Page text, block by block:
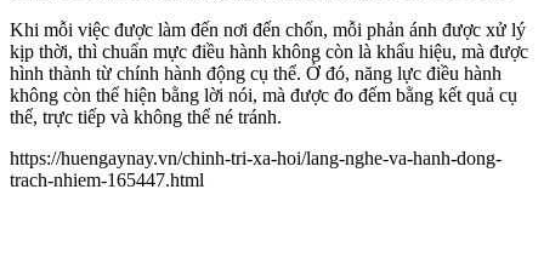
Khi mỗi việc được làm đến nơi đến chốn, mỗi phản ánh được xử lý
kịp thời, thì chuẩn mực điều hành không còn là khẩu hiệu, mà được
hình thành từ chính hành động cụ thể. Ở đó, năng lực điều hành
không còn thể hiện bằng lời nói, mà được đo đếm bằng kết quả cụ
thể, trực tiếp và không thể né tránh.
https://huengaynay.vn/chinh-tri-xa-hoi/lang-nghe-va-hanh-dong-
trach-nhiem-165447.html